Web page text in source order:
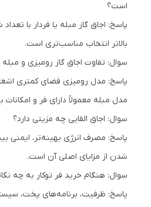
است؟
پاسخ: اجاق گاز مبله یا فردار با
بالاتر انتخاب مناسب‌تری است.
سوال: تفاوت اجاق گاز رومیزی و
پاسخ: مدل رومیزی فضای کمتری
مدل مبله معمولاً دارای فر و
سوال: اجاق القایی چه مزیتی دارد؟
پاسخ: مصرف انرژی بهینه‌تر، ایمنی
شدن از مزایای اصلی آن است.
سوال: هنگام خرید فر توکار به چه
پاسخ: ظرفیت، برنامه‌های پخت،